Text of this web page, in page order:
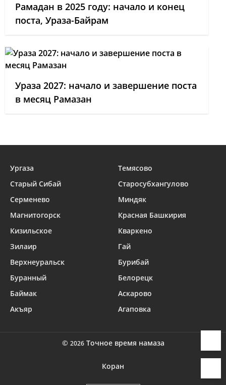
Рамадан в 2025 году: начало и конец
поста, Ураза-Байрам
Ураза 2027: начало и завершение поста
в месяц Рамазан
Ургаза
Темясово
Старый Сибай
Старосубхангулово
Серменево
Миндяк
Магнитогорск
Красная Башкирия
Кизильское
Кваркено
Зилаир
Гай
Верхнеуральск
Бурибай
Буранный
Белорецк
Баймак
Аскарово
Акъяр
Агаповка
© 2026 Точное время намаза
Коран